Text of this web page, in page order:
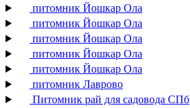
питомник Йошкар Ола
питомник Йошкар Ола
питомник Йошкар Ола
питомник Йошкар Ола
питомник Йошкар Ола
питомник Лаврово
Питомник рай для садовода СПб